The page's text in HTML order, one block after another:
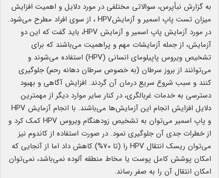
به گزارش نبأپرس، سوالاتی مختلفی در مورد دلایل و اهمیت افزایش
میزان تست پاپ اسمیر و آزمایشHPV ، از سوی افراد مطرح می‌شود.
در مورد آزمایش پاپ اسمیر و آزمایش HPV، باید گفت که این دو
آزمایش، از جمله آزمایشات مهم و پراهمیت می‌باشند که برای
تشخیص ویروس پاپیلومای انسانی (HPV) استفاده می‌شوند و
می‌توانند از بروز سرطان (به خصوص سرطان دهانه رحم) جلوگیری
کنند و سبب شروع سریع درمان آن گردند. افزایش آگاهی و بهبود
دسترسی به خدمات غربالگری، در کنار سایر موارد دیگر از مهمترین
دلایل افزایش انجام این آزمایش‌ها می‌باشند. با انجام آزمایش HPV
و پاپ اسمیر می‌توان به تشخیص زودهنگام ویروس HPV کمک کرد و
از خطرات جدی آن جلوگیری نمود. در صورت استفاده از کاندوم نیز
می‌توان ریسک انتقال HPV را (تا 70%) کاهش داد اما از آنجایی که
امکان پوشش کامل پوست یا مخاط منطقه آلوده نمی‌باشد، نمی‌توان
امکان انتقال آن را به صفر رساند.